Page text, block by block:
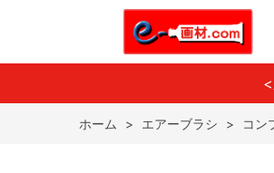
ホーム > エアーブラシ > コン